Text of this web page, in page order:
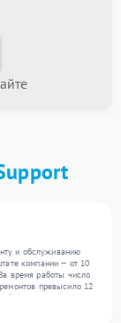
и обслуживанию
компании — от 10
время работы число
превысило 12
включая , , . Мы
обслуживания